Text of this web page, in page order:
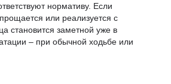
нормативу. Если
или реализуется с
становится заметной уже в
– при обычной ходьбе или